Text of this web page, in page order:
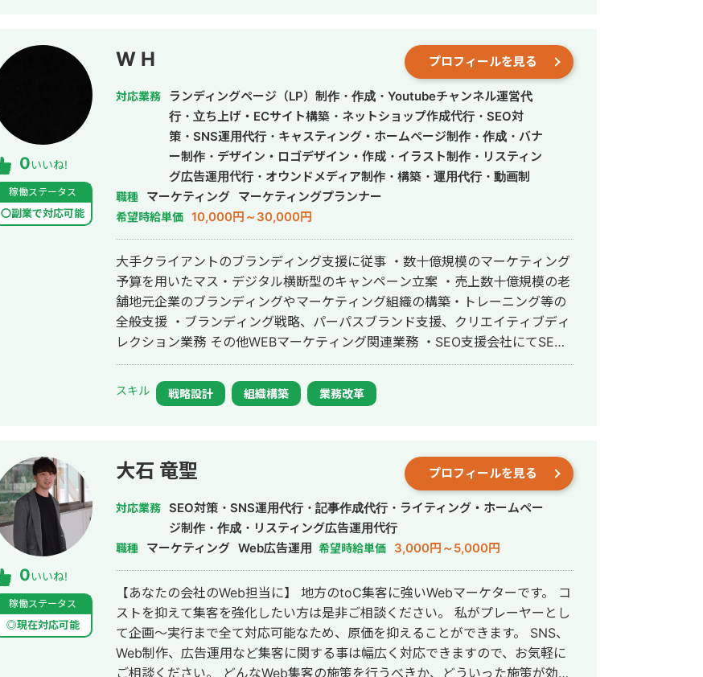
います。 ・BtoB 国内最大手の企業向け研修企業と現在も直取引でご支援して
おり、月間2,000万円ほどの運用予算をお預かりして直近6ヶ月連続KPI達成し
ております。Google,Yahoo!,Microsoft,Meta中心にリスティングとSNS/Disの
掛け合わせで成果最大化しています。 【簡単な強み】 社員時代に年間38億円
の運用型獲得広告予算を1人で差配、かつクリエイティブ（静止画、動画、LP
全て）領域のPDCAまで実行してきたことで豊富なCPA,LTV改善知見を有して
いると自負しております。
0いいね!
稼働ステータス
〇副業で対応可能
W H プロフィールを見る
対応業務
ランディングページ（LP）制作・作成・Youtubeチャンネル運営代
行・立ち上げ・ECサイト構築・ネットショップ作成代行・SEO対
策・SNS運用代行・キャスティング・ホームページ制作・作成・バナ
ー制作・デザイン・ロゴデザイン・作成・イラスト制作・リスティン
グ広告運用代行・オウンドメディア制作・構築・運用代行・動画制
作・動画編集
職種 マーケティング マーケティングプランナー
希望時給単価 10,000円～30,000円
大手クライアントのブランディング支援に従事 ・数十億規模のマーケティング
予算を用いたマス・デジタル横断型のキャンペーン立案 ・売上数十億規模の老
舗地元企業のブランディングやマーケティング組織の構築・トレーニング等の
全般支援 ・ブランディング戦略、パーパスブランド支援、クリエイティブディ
レクション業務 その他WEBマーケティング関連業務 ・SEO支援会社にてSEO
コンサルティング ・月間1000万PVのWEBメディアの運営 ・Instagram個人実
績30万フォロワー ・Tiktok個人実績10万フォロワー ・リスティング広告/ディ
スプレイ広告の運用歴5年 過去経歴 ・外資マーケティング会社にてブランドマ
調査設計
スキル 戦略設計 組織構築 業務改革
0いいね!
稼働ステータス
◎現在対応可能
大石 竜聖 プロフィールを見る
対応業務 SEO対策・SNS運用代行・記事作成代行・ライティング・ホームペー
ジ制作・作成・リスティング広告運用代行
職種 マーケティング Web広告運用 希望時給単価 3,000円～5,000円
【あなたの会社のWeb担当に】 地方のtoC集客に強いWebマーケターです。 コ
ストを抑えて集客を強化したい方は是非ご相談ください。 私がプレーヤーとし
て企画〜実行まで全て対応可能なため、原価を抑えることができます。 SNS、
Web制作、広告運用など集客に関する事は幅広く対応できますので、お気軽に
ご相談ください。 どんなWeb集客の施策を行うべきか、どういった施策が効果